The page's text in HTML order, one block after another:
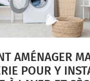
AMÉNAGER
POUR Y